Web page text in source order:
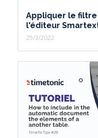
Appliquer le filtre
l'éditeur
25/3/2022